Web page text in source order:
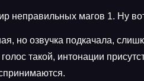
неправильных магов 1. Ну
но озвучка подкачала,
такой, интонации